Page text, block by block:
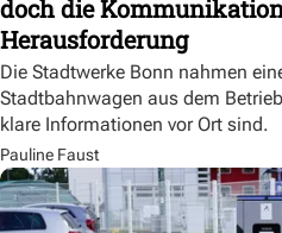
doch die
Herausforderung
Die Stadtwerke Bonn nahmen
Stadtbahnwagen aus dem
klare Informationen vor Ort sind.
Pauline Faust